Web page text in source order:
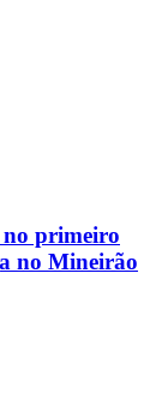
no primeiro
no Mineirão